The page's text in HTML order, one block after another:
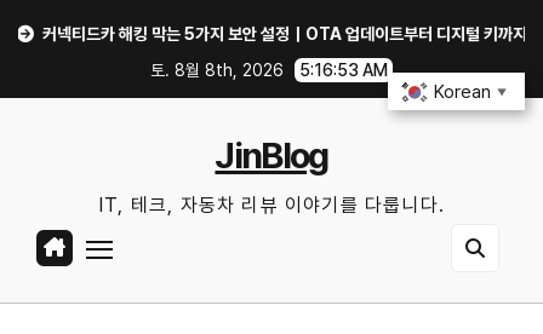
넥티드카 해킹 막는 5가지 보안 설정｜OTA 업데이트부터 디지털 키까지, 지금 확
토. 8월 8th, 2026
5:16:53 AM
JinBlog
IT, 테크, 자동차 리뷰 이야기를 다룹니다.
Korean ▼